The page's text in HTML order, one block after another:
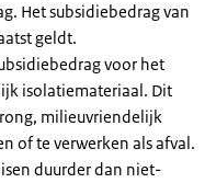
Het subsidiebedrag van
geldt.
voor het
isolatiemateriaal. Dit
milieuvriendelijk
of te verwerken als afval.
duurder dan niet-